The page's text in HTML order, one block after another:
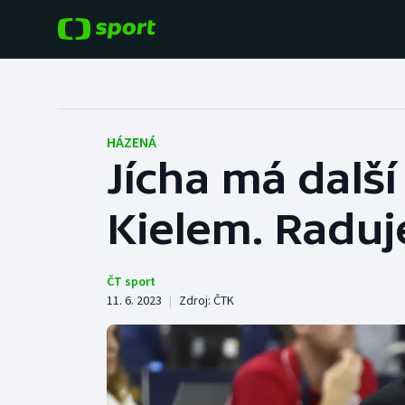
Fotbal
Hokej
Tenis
Cyklistika
Baseball a softbal
Basketbal
Boby a skeleton
Box
HÁZENÁ
Jícha má
Kielem.
ČT sport
11. 6. 2023 | Zdroj: ČTK